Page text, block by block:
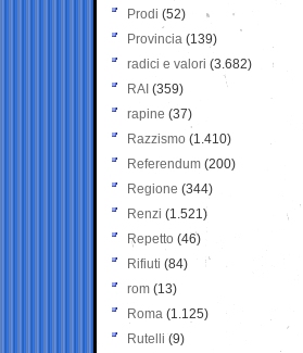
Prodi (52)
Provincia (139)
radici e valori (3.682)
RAI (359)
rapine (37)
Razzismo (1.410)
Referendum (200)
Regione (344)
Renzi (1.521)
Repetto (46)
Rifiuti (84)
rom (13)
Roma (1.125)
Rutelli (9)